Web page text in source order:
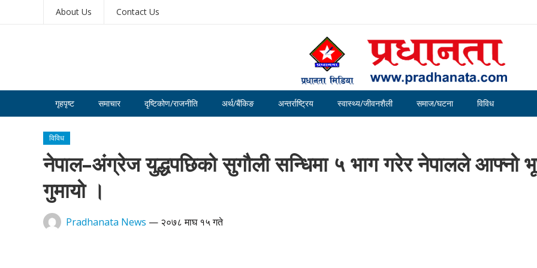
About Us Contact Us
गृहपृष्ट समाचार दृष्टिकोण/राजनीति अर्थ/बैंकिङ अन्तर्राष्ट्रिय स्वास्थ्य/जीवनशैली समाज/घटना विविध
विविध
नेपाल–अंग्रेज युद्धपछिको सुगौली सन्धिमा ५ भाग गरेर नेपालले आफ्नो
गुमायो ।
Pradhanata News — २०७८ माघ १५ गते